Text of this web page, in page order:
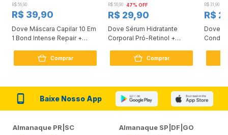
R$ 56,90
R$ 39,90
Dove Máscara Capilar 10 Em
1 Bond Intense Repair +
Comprar
R$ 56,90 47% OFF
R$ 29,90
Dove Sérum Hidratante
Corporal Pró-Retinol +
Comprar
R$ 31,90
R$
Dove
Baixe Nosso App
Almanaque PR|SC Almanaque SP|DF|GO